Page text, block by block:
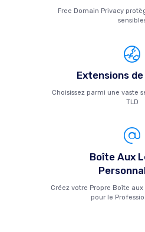
Free Domain Privacy
Extensions
Choisissez parmi une vaste
TLD
Boîte Aux
Créez votre Propre Boîte
pour le